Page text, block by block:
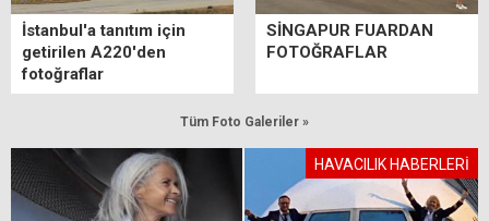
İstanbul'a tanıtım için
getirilen A220'den
fotoğraflar
SİNGAPUR FUARDAN
FOTOĞRAFLAR
Tüm Foto Galeriler »
HAVACILIK HABERLERİ